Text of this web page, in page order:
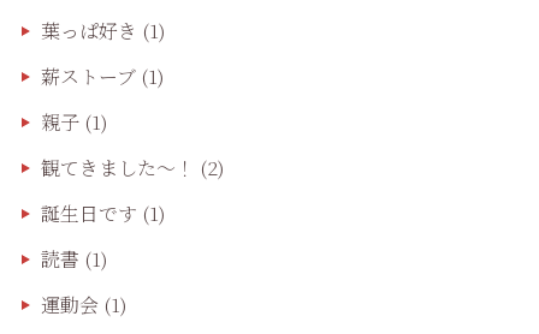
葉っぱ好き (1)
薪ストーブ(1)
親子(1)
観てきました〜！ (2)
誕生日です (1)
読書 (1)
運動会(1)